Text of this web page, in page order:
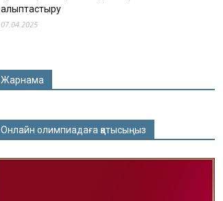
қалыптастыру
07.04.2025
Жарнама
Онлайн олимпиадаға қатысыңыз